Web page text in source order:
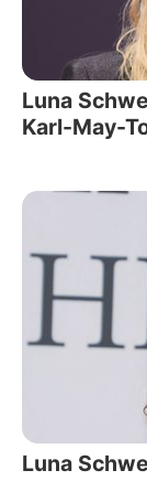
Luna
Karl-May-
Luna